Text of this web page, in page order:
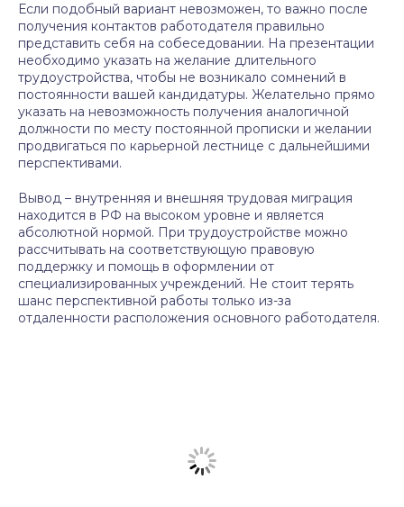
Если подобный вариант невозможен, то важно после
получения контактов работодателя правильно
представить себя на собеседовании. На презентации
необходимо указать на желание длительного
трудоустройства, чтобы не возникало сомнений в
постоянности вашей кандидатуры. Желательно прямо
указать на невозможность получения аналогичной
должности по месту постоянной прописки и желании
продвигаться по карьерной лестнице с дальнейшими
перспективами.
Вывод – внутренняя и внешняя трудовая миграция
находится в РФ на высоком уровне и является
абсолютной нормой. При трудоустройстве можно
рассчитывать на соответствующую правовую
поддержку и помощь в оформлении от
специализированных учреждений. Не стоит терять
шанс перспективной работы только из-за
отдаленности расположения основного работодателя.